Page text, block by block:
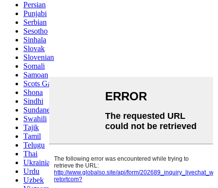
Persian
Punjabi
Serbian
Sesotho
Sinhala
Slovak
Slovenian
Somali
Samoan
Scots Gaelic
Shona
Sindhi
Sundanese
Swahili
Tajik
Tamil
Telugu
Thai
Ukrainian
Urdu
Uzbek